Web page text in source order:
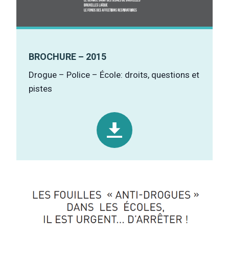
BROCHURE – 2015
Drogue – Police – École: droits, questions et
pistes